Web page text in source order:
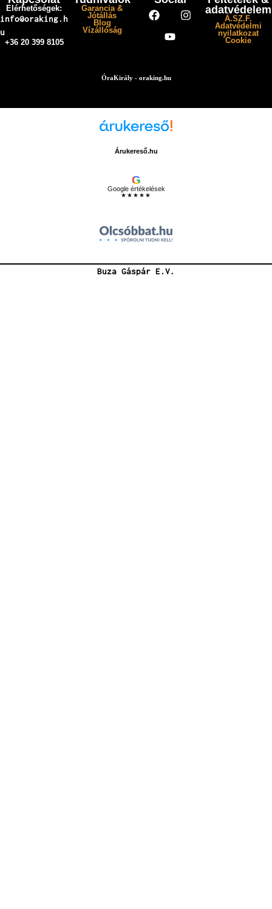
Elérhetőségek:
info@oraking.h
u
+36 20 399 8105
Garancia &
Jótállás
Blog
Vízállóság
adatvédelem
Á.SZ.F.
Adatvédelmi
nyilatkozat
Cookie
ÓraKirály - oraking.hu
Árukereső.hu
G
Google értékelések
★★★★★
Buza Gáspár E.V.